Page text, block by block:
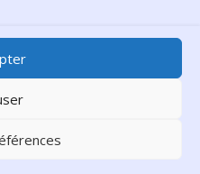
municipale de
Vivier-Merle